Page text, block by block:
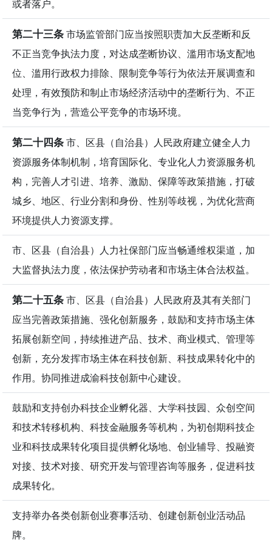
或者落户。
第二十三条市场监管部门应当按照职责加大反垄断和反
不正当竞争执法力度，对达成垄断协议、滥用市场支配地
位、滥用行政权力排除、限制竞争等行为依法开展调查和
处理，有效预防和制止市场经济活动中的垄断行为、不正
当竞争行为，营造公平竞争的市场环境。
第二十四条市、区县（自治县）人民政府建立健全人力
资源服务体制机制，培育国际化、专业化人力资源服务机
构，完善人才引进、培养、激励、保障等政策措施，打破
城乡、地区、行业分割和身份、性别等歧视，为优化营商
环境提供人力资源支撑。
市、区县（自治县）人力社保部门应当畅通维权渠道，加
大监督执法力度，依法保护劳动者和市场主体合法权益。
第二十五条市、区县（自治县）人民政府及其有关部门
应当完善政策措施、强化创新服务，鼓励和支持市场主体
拓展创新空间，持续推进产品、技术、商业模式、管理等
创新，充分发挥市场主体在科技创新、科技成果转化中的
作用。协同推进成渝科技创新中心建设。
鼓励和支持创办科技企业孵化器、大学科技园、众创空间
和技术转移机构、科技金融服务等机构，为初创期科技企
业和科技成果转化项目提供孵化场地、创业辅导、投融资
对接、技术对接、研究开发与管理咨询等服务，促进科技
成果转化。
支持举办各类创新创业赛事活动、创建创新创业活动品
牌。